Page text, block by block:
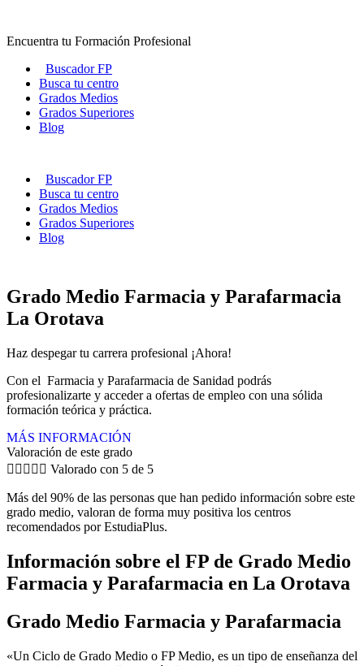
contenido
Encuentra tu Formación Profesional
Buscador FP
Busca tu centro
Grados Medios
Grados Superiores
Blog
Buscador FP
Busca tu centro
Grados Medios
Grados Superiores
Blog
Grado Medio Farmacia y Parafarmacia
La Orotava
Haz despegar tu carrera profesional ¡Ahora!
Con el Farmacia y Parafarmacia de Sanidad podrás
profesionalizarte y acceder a ofertas de empleo con una sólida
formación teórica y práctica.
MÁS INFORMACIÓN
Valoración de este grado
     Valorado con 5 de 5
Más del 90% de las personas que han pedido información sobre este
grado medio, valoran de forma muy positiva los centros
recomendados por EstudiaPlus.
Información sobre el FP de Grado Medio
Farmacia y Parafarmacia en La Orotava
Grado Medio Farmacia y Parafarmacia
«Un Ciclo de Grado Medio o FP Medio, es un tipo de enseñanza del